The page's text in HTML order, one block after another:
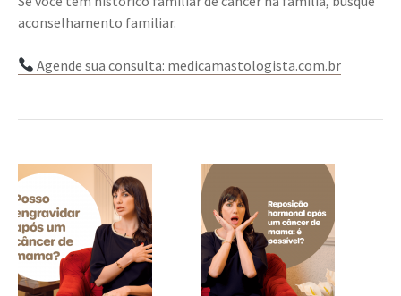
aconselhamento familiar.
Agende sua consulta: medicamastologista.com.br